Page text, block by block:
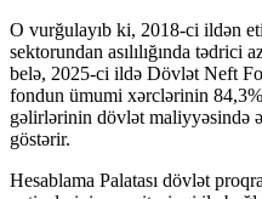
O vurğulayıb ki, 2018-ci ildən
sektorundan asılılığında tədrici
belə, 2025-ci ildə Dövlət Neft
fondun ümumi xərclərinin
gəlirlərinin dövlət maliyyəsində
göstərir.
Hesablama Palatası dövlət